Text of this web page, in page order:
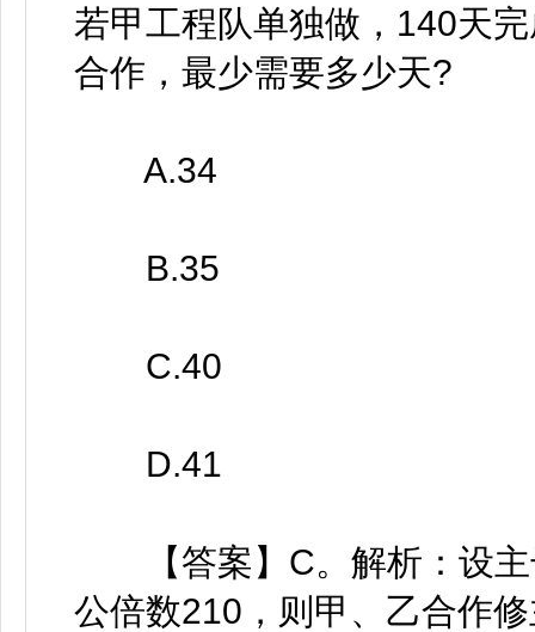
若甲工程队单独做，140天
合作，最少需要多少天?
A.34
B.35
C.40
D.41
【答案】C。解析：设主
公倍数210，则甲、乙合作